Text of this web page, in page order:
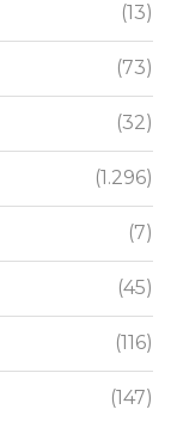
(13)
(73)
(32)
(1.296)
(7)
(45)
(116)
(147)